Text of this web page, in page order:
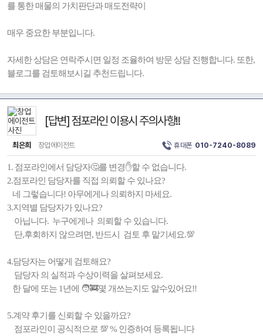
를 통한 매물의 가치판단과 매도전략이
매우 중요한 부분입니다.
자세한 상담은 연락주시면 일정 조율하여 방문 상담 진행합니다. 또한,
블로그를 검토해보시길 추천드립니다.
[답변] 점포라인 이용시 주의사항!!
최은희 창업에이전트 휴대폰 010-7240-8089
1. 점포라인에서 담당자🤔를 변경✋️할 수 없습니다.
2.점포라인 담당자를 직접 의뢰할 수 있나요?
네 그렇습니다! 아무에게나 의뢰하지 마세요.
3.지역별 담당자가 있나요?
아닙니다. 누구에게나 의뢰할 수 있습니다.
단,후회하지 않으려면, 반드시 검토 후 맡기세요.💯
4.담당자는 어떻게 검토해요?
담당자 의 실적과 수상이력을 살펴보세요.
한 달에 또는 1년에 🧑‍🚒몇 개쓰는지도 알수있어요!!
5.계약 후기를 신뢰할 수 있을까요?
점포라인이 공식적으로 💯 % 인증하여 등록됩니다